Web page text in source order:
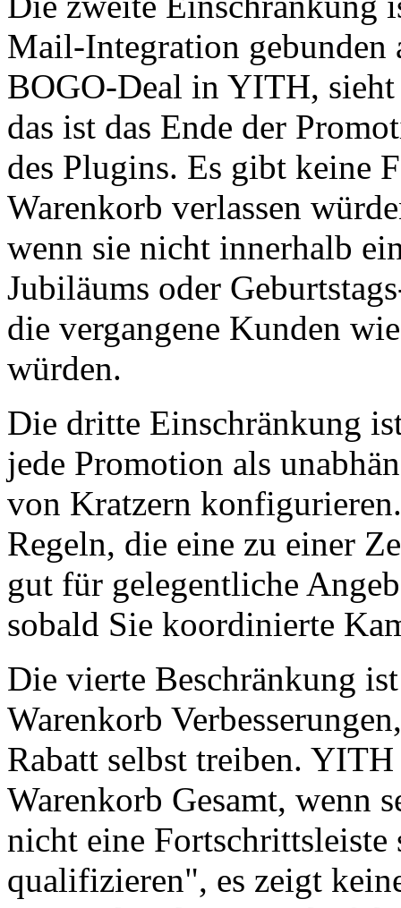
Mail-Integration gebunden
BOGO-Deal in YITH,
das ist das Ende der
des Plugins. Es gibt keine
Warenkorb verlassen
wenn sie nicht innerhalb
Jubiläums oder
die vergangene Kunden
würden.
Die dritte Einschränkung
jede Promotion als
von Kratzern
Regeln, die eine zu einer
gut für gelegentliche
sobald Sie koordinierte
Die vierte Beschränkung
Warenkorb
Rabatt selbst treiben.
Warenkorb Gesamt, wenn
nicht eine Fortschrittsleiste
qualifizieren", es zeigt